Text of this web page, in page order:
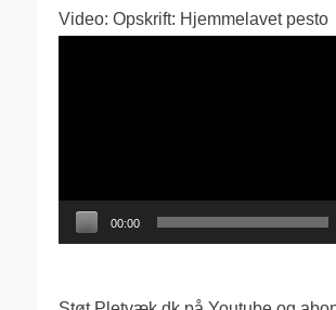
Video: Opskrift: Hjemmelavet pesto
00:00